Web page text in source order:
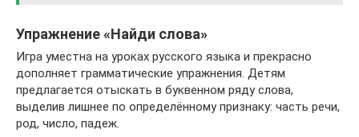
Упражнение «Найди слова»
Игра уместна на уроках русского языка и прекрасно
дополняет грамматические упражнения. Детям
предлагается отыскать в буквенном ряду слова,
выделив лишнее по определённому признаку: часть речи,
род, число, падеж.